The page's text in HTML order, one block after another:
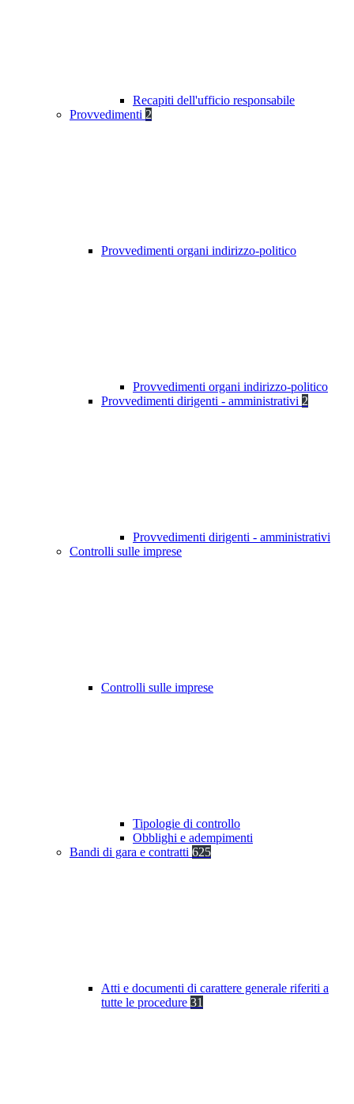
Recapiti dell'ufficio responsabile
Provvedimenti 2
Provvedimenti organi indirizzo-politico
Provvedimenti organi indirizzo-politico
Provvedimenti dirigenti - amministrativi 2
Provvedimenti dirigenti - amministrativi
Controlli sulle imprese
Controlli sulle imprese
Tipologie di controllo
Obblighi e adempimenti
Bandi di gara e contratti 625
Atti e documenti di carattere generale riferiti a
tutte le procedure 31